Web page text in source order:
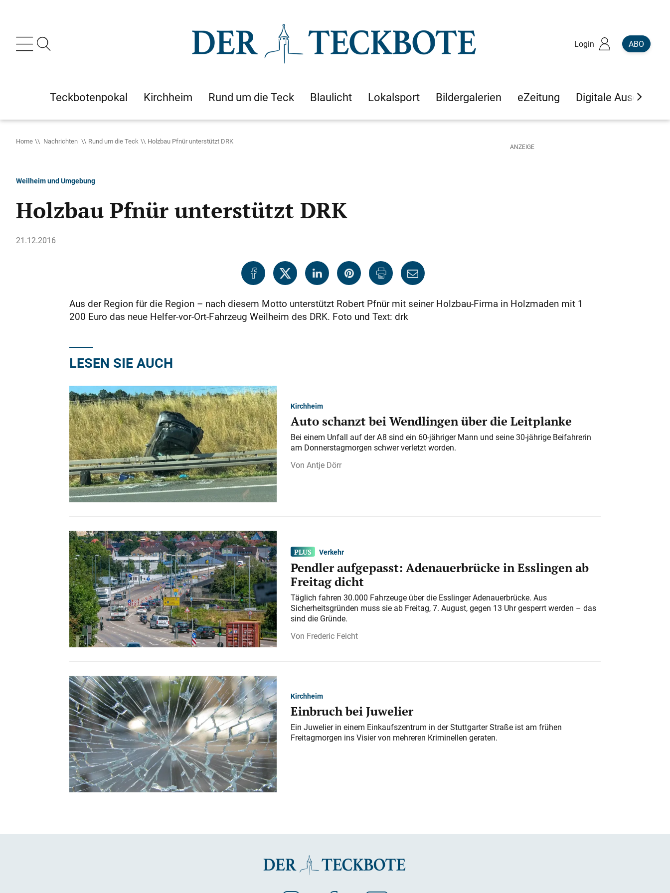
Login ABO
Teckbotenpokal Kirchheim Rund um die Teck Blaulicht Lokalsport Bildergalerien eZeitung Digitale Ausgaben
Home Nachrichten Rund um die Teck Holzbau Pfnür unterstützt DRK
Weilheim und Umgebung
Holzbau Pfnür unterstützt DRK
21.12.2016
Aus der Region für die Region – nach diesem Motto unterstützt Robert Pfnür mit seiner Holzbau-Firma in Holzmaden mit 1
200 Euro das neue Helfer-vor-Ort-Fahrzeug Weilheim des DRK. Foto und Text: drk
LESEN SIE AUCH
Kirchheim
Auto schanzt bei Wendlingen über die Leitplanke
Bei einem Unfall auf der A 8 sind ein 60-jähriger Mann und seine 30-jährige Beifahrerin
am Donnerstagmorgen schwer verletzt worden.
Antje Dörr
Verkehr
Pendler aufgepasst: Adenauerbrücke in Esslingen ab
Freitag dicht
Täglich fahren 30.000 Fahrzeuge über die Esslinger Adenauerbrücke. Aus
Sicherheitsgründen muss sie ab Freitag, 7. August, gegen 13 Uhr gesperrt werden – das
sind die Gründe.
Frederic Feicht
Kirchheim
Einbruch bei Juwelier
Ein Juwelier in einem Einkaufszentrum in der Stuttgarter Straße ist am frühen
Freitagmorgen ins Visier von mehreren Kriminellen geraten.